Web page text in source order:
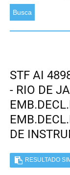
Busca
STF AI
- RIO DE
DE
RESULTADO